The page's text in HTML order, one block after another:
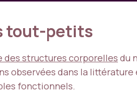
tout-petits
des structures corporelles du
observées dans la littérature
fonctionnels.